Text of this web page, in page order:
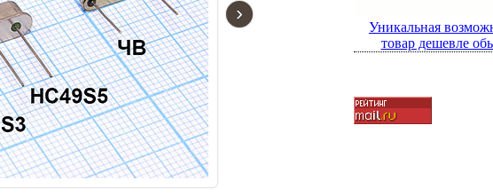
›
Уникальная
товар дешевле